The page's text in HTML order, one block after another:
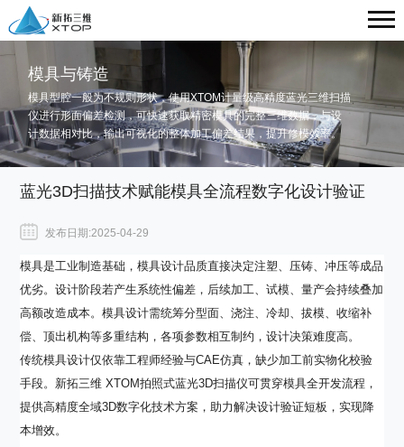
模具与铸造
模具型腔一般为不规则形状，使用XTOM计量级高精度蓝光三维扫描
仪进行形面偏差检测，可快速获取精密模具的完整三维数据，与设
计数据相对比，输出可视化的整体加工偏差结果，提升修模效率。
蓝光3D扫描技术赋能模具全流程数字化设计验证
发布日期:2025-04-29
模具是工业制造基础，模具设计品质直接决定注塑、压铸、冲压等成品
优劣。设计阶段若产生系统性偏差，后续加工、试模、量产会持续叠加
高额改造成本。模具设计需统筹分型面、浇注、冷却、拔模、收缩补
偿、顶出机构等多重结构，各项参数相互制约，设计决策难度高。
传统模具设计仅依靠工程师经验与CAE仿真，缺少加工前实物化校验
手段。新拓三维 XTOM拍照式蓝光3D扫描仪可贯穿模具全开发流程，
提供高精度全域3D数字化技术方案，助力解决设计验证短板，实现降
本增效。